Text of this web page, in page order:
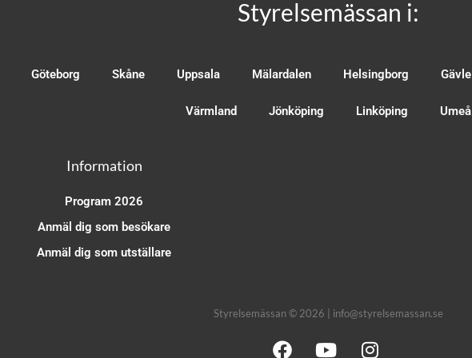
Styrelsemässan i:
Göteborg Skåne Uppsala Mälardalen Helsingborg Gävle
Värmland Jönköping Linköping Umeå
Information
Program 2026
Anmäl dig som besökare
Anmäl dig som utställare
Styrelsemässan © 2026 | info@styrelsemassan.se